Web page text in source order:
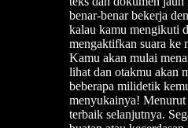
benar-benar bekerja
kalau kamu mengikuti
mengaktifkan suara ke
Kamu akan mulai
lihat dan otakmu akan
beberapa milidetik
menyukainya! Menurut
terbaik selanjutnya.